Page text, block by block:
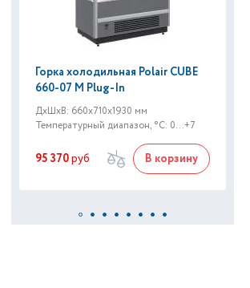
Горка холодильная Polair CUBE
660-07 M Plug-In
ДxШxВ: 660x710x1930 мм
Температурный диапазон, °C: 0...+7
95 370руб В корзину